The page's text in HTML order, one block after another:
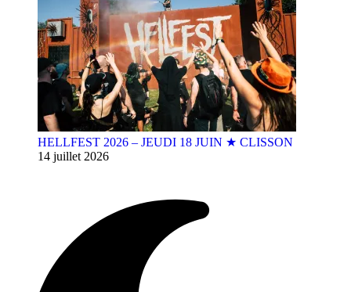
HELLFEST 2026 – JEUDI 18 JUIN ★ CLISSON
14 juillet 2026